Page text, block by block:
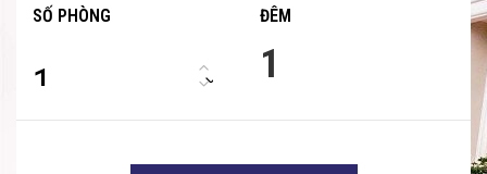
ĐÃI
SỐ PHÒNG
1
ĐÊM
1